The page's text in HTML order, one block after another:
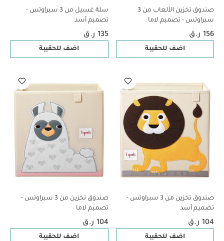
صندوق تخزين الألعاب من 3
سبراوتس - تصميم لاما
156 ر.ق
اضف للحقيبة
سلة غسيل من 3 سبراوتس -
تصميم أسد
135 ر.ق
اضف للحقيبة
صندوق تخزين من 3 سبراوتس -
تصميم أسد
104 ر.ق
اضف للحقيبة
صندوق تخزين من 3 سبراوتس -
تصميم لاما
104 ر.ق
اضف للحقيبة